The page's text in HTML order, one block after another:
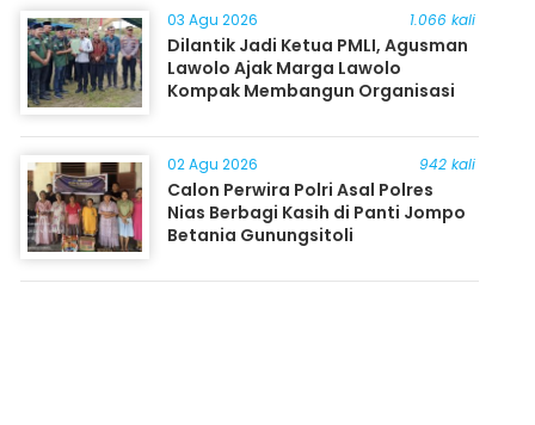
03 Agu 2026 1.066 kali
Dilantik Jadi Ketua PMLI, Agusman
Lawolo Ajak Marga Lawolo
Kompak Membangun Organisasi
02 Agu 2026 942 kali
Calon Perwira Polri Asal Polres
Nias Berbagi Kasih di Panti Jompo
Betania Gunungsitoli